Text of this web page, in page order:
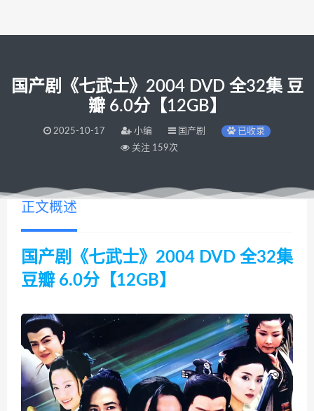
国产剧《七武士》2004 DVD 全32集 豆
瓣 6.0分【12GB】
2025-10-17 小编 国产剧
已收录
关注 159次
正文概述
国产剧《七武士》2004 DVD 全32集
豆瓣 6.0分【12GB】